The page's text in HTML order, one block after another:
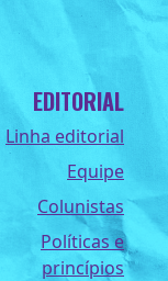
EDITORIAL
Linha editorial
Equipe
Colunistas
Políticas e
princípios